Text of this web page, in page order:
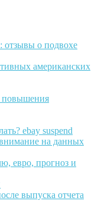
о подвохе
американских
повышения
ebay suspend
на данных
евро, прогноз и
выпуска отчета